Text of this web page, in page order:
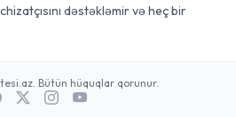
dəstəkləmir və heç bir
Bütün hüquqlar qorunur.